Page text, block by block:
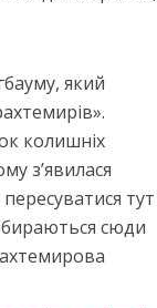
який
колишніх
з’явилася
тут
сюди